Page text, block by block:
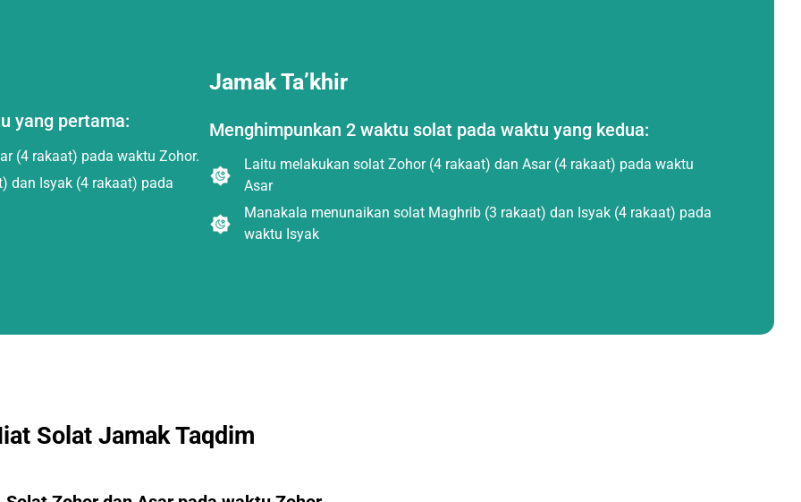
yang pertama:
(4 rakaat) pada waktu Zohor.
dan Isyak (4 rakaat) pada
Jamak Ta’khir
Menghimpunkan 2 waktu solat pada waktu yang kedua:
Laitu melakukan solat Zohor (4 rakaat) dan Asar (4 rakaat) pada waktu
Asar
Manakala menunaikan solat Maghrib (3 rakaat) dan Isyak (4 rakaat) pada
waktu Isyak
Solat Jamak Taqdim